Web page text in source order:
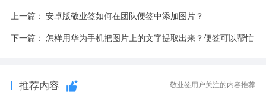
上一篇： 安卓版敬业签如何在团队便签中添加图片？
下一篇： 怎样用华为手机把图片上的文字提取出来？便签可以帮忙
推荐内容 敬业签用户关注的内容推荐